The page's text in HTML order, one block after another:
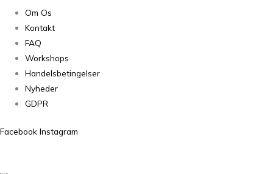
Om Os
Kontakt
FAQ
Workshops
Handelsbetingelser
Nyheder
GDPR
Facebook Instagram